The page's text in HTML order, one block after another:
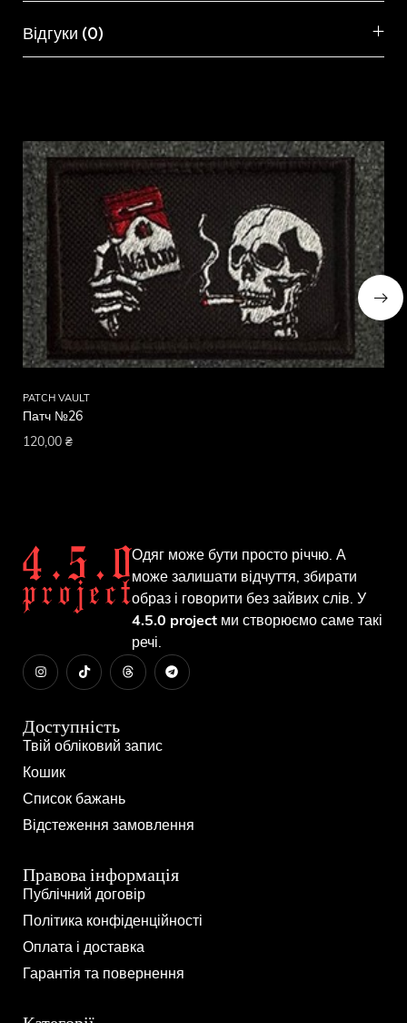
Відгуки (0)
PATCH VAULT
Патч №26
120,00 ₴
Одяг може бути просто річчю. А
може залишати відчуття, збирати
образ і говорити без зайвих слів. У
4.5.0 project ми створюємо саме такі
речі.
Доступність
Твій обліковий запис
Кошик
Список бажань
Відстеження замовлення
Правова інформація
Публічний договір
Політика конфіденційності
Оплата і доставка
Гарантія та повернення